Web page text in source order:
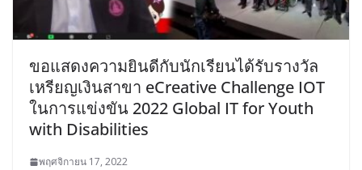
ขอแสดงความยินดีกับนักเรียนได้รับรางวัล
เหรียญเงินสาขา eCreative Challenge IOT
ในการแข่งขัน 2022 Global IT for Youth
with Disabilities
พฤศจิกายน 17, 2022